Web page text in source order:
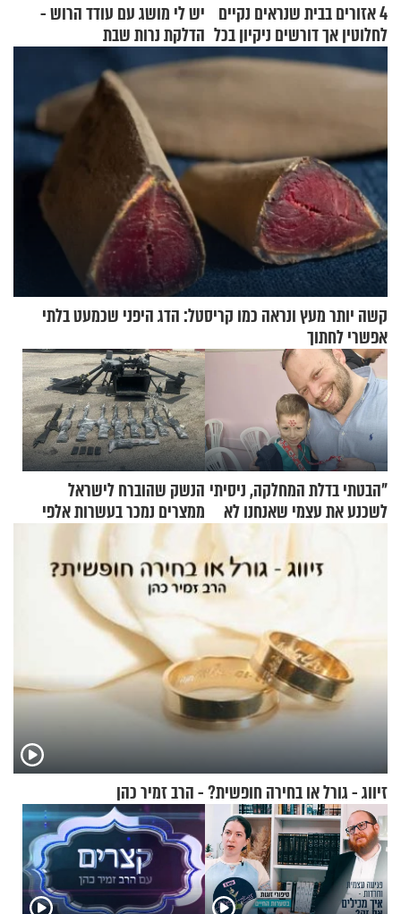
4 אזורים בבית שנראים נקיים
לחלוטין אך דורשים ניקיון בכל
סוף שבוע
יש לי מושג עם עודד הרוש -
הדלקת נרות שבת
קשה יותר מעץ ונראה כמו קריסטל: הדג היפני שכמעט בלתי
אפשרי לחתוך
"הבטתי בדלת המחלקה, ניסיתי
לשכנע את עצמי שאנחנו לא
הנשק שהוברח לישראל
ממצרים נמכר בעשרות אלפי
שקלים
זיווג - גורל או בחירה חופשית? - הרב זמיר כהן